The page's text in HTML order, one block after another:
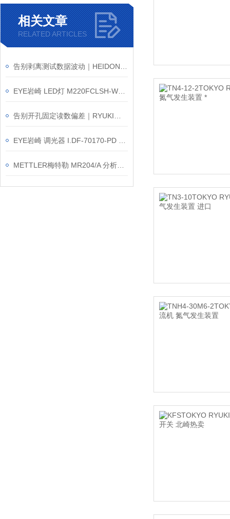
相关文章
RELATED ARTICLES